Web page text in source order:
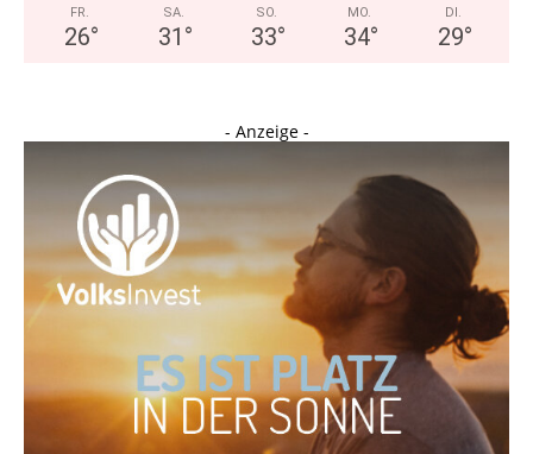
FR.
26°
SA.
31 °
SO.
33°
MO.
34°
DI.
29°
- Anzeige -